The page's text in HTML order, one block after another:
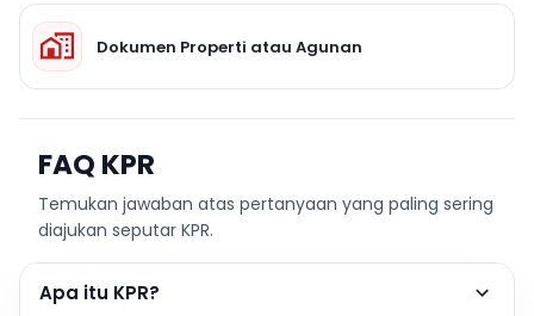
Dokumen Properti atau Agunan
FAQ KPR
Temukan jawaban atas pertanyaan yang paling sering
diajukan seputar KPR.
Apa itu KPR?